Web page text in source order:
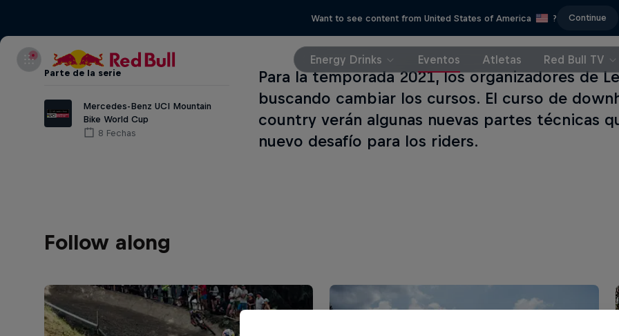
Want to see content from United States of America ? Continue
Energy Drinks Eventos Atletas Red Bull TV
Parte de la serie
Mercedes-Benz UCI Mountain
Bike World Cup
8 Fechas
Para la temporada 2021, los organizadores de
buscando cambiar los cursos. El curso de
country verán algunas nuevas partes técnicas
nuevo desafío para los riders.
Follow along